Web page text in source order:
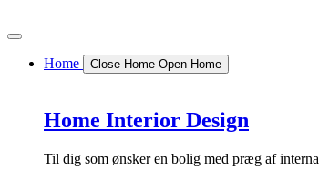
til
Home
Close Home Open Home
Home Interior Design
Til dig som ønsker en bolig med præg af